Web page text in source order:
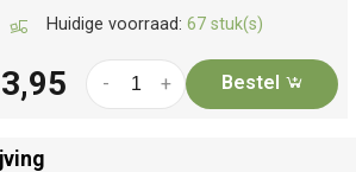
Huidige voorraad: 67 stuk(s)
3,95 +
- Bestel